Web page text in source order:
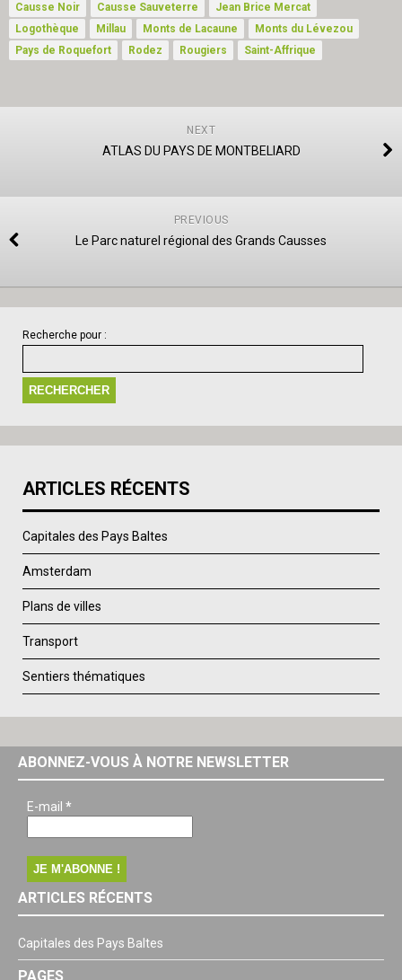
Causse Noir
Causse Sauveterre
Jean Brice Mercat
Logothèque
Millau Monts de Lacaune
Monts du Lévezou
Pays de Roquefort
Rodez Rougiers Saint-Affrique
NEXT
ATLAS DU PAYS DE MONTBELIARD
PREVIOUS
Le Parc naturel régional des Grands Causses
Recherche pour :
ARTICLES RÉCENTS
Capitales des Pays Baltes
Amsterdam
Plans de villes
Transport
Sentiers thématiques
ABONNEZ-VOUS À NOTRE NEWSLETTER
E-mail *
ARTICLES RÉCENTS
Capitales des Pays Baltes
PAGES